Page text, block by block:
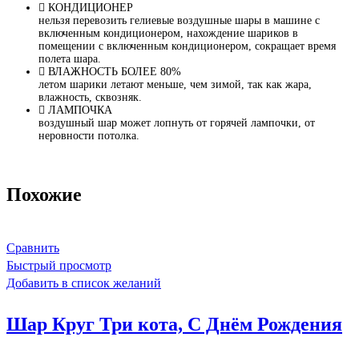
КОНДИЦИОНЕР
нельзя перевозить гелиевые воздушные шары в машине с
включенным кондиционером, нахождение шариков в
помещении с включенным кондиционером, сокращает время
полета шара.
ВЛАЖНОСТЬ БОЛЕЕ 80%
летом шарики летают меньше, чем зимой, так как жара,
влажность, сквозняк.
ЛАМПОЧКА
воздушный шар может лопнуть от горячей лампочки, от
неровности потолка.
Похожие
Сравнить
Быстрый просмотр
Добавить в список желаний
Шар Круг Три кота, С Днём Рождения